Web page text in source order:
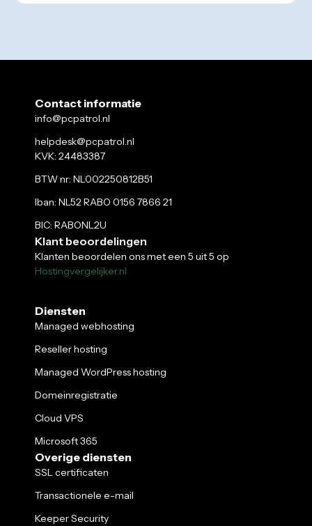
Contact informatie
info@pcpatrol.nl
helpdesk@pcpatrol.nl
KVK: 24483387
BTW nr: NL002250812B51
Iban: NL52 RABO 0156 7866 21
BIC: RABONL2U
Klant beoordelingen
Klanten beoordelen ons met een 5 uit 5 op
Hostingvergelijker.nl
Diensten
Managed webhosting
Reseller hosting
Managed WordPress hosting
Domeinregistratie
Cloud VPS
Microsoft 365
Overige diensten
SSL certificaten
Transactionele e-mail
Keeper Security